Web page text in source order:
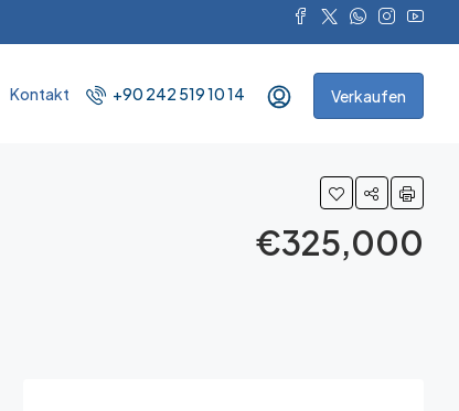
Kontakt +90 242 519 10 14 Verkaufen
€325,000